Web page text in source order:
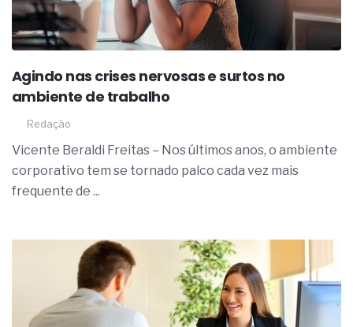
Agindo nas crises nervosas e surtos no
ambiente de trabalho
Redação
Vicente Beraldi Freitas – Nos últimos anos, o ambiente
corporativo tem se tornado palco cada vez mais
frequente de ...